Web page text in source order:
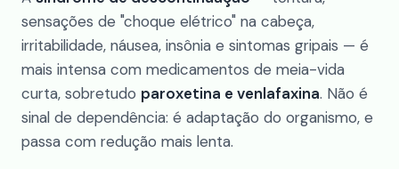
sensações de "choque elétrico" na cabeça,
irritabilidade, náusea, insônia e sintomas gripais — é
mais intensa com medicamentos de meia-vida
curta, sobretudo paroxetina e venlafaxina. Não é
sinal de dependência: é adaptação do organismo, e
passa com redução mais lenta.